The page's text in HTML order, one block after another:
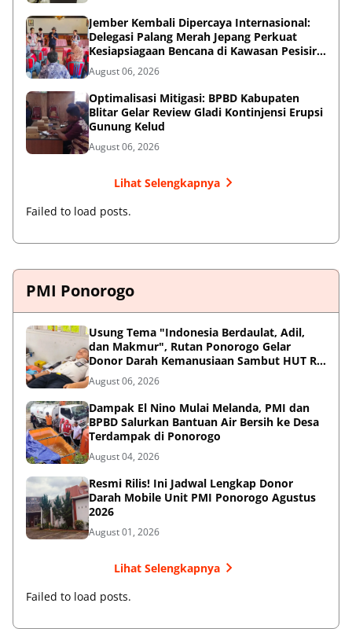
Jember Kembali Dipercaya Internasional:
Delegasi Palang Merah Jepang Perkuat
Kesiapsiagaan Bencana di Kawasan Pesisir
dan Sekolah
August 06, 2026
Optimalisasi Mitigasi: BPBD Kabupaten
Blitar Gelar Review Gladi Kontinjensi Erupsi
Gunung Kelud
August 06, 2026
Lihat Selengkapnya
Failed to load posts.
PMI Ponorogo
Usung Tema "Indonesia Berdaulat, Adil,
dan Makmur", Rutan Ponorogo Gelar
Donor Darah Kemanusiaan Sambut HUT RI
ke-81
August 06, 2026
Dampak El Nino Mulai Melanda, PMI dan
BPBD Salurkan Bantuan Air Bersih ke Desa
Terdampak di Ponorogo
August 04, 2026
Resmi Rilis! Ini Jadwal Lengkap Donor
Darah Mobile Unit PMI Ponorogo Agustus
2026
August 01, 2026
Lihat Selengkapnya
Failed to load posts.